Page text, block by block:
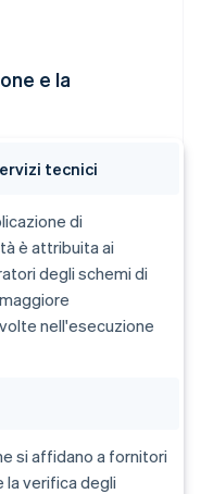
e la
tecnici
di
è attribuita ai
degli schemi di
nell'esecuzione
si affidano a fornitori
la verifica degli